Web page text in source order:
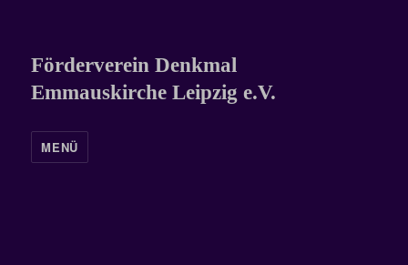
Förderverein Denkmal
Emmauskirche Leipzig e.V.
MENÜ